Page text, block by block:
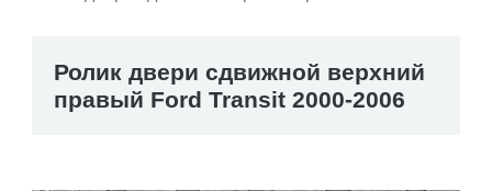
Ролик двери сдвижной верхний
правый Ford Transit 2000-2006